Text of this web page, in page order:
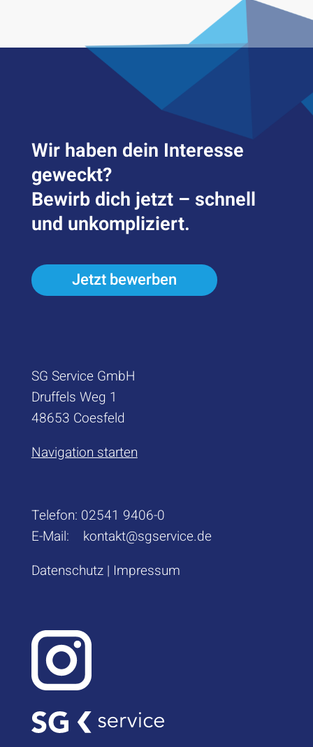
Wir haben dein Inter­esse
geweckt?
Bewirb dich jetzt – schnell
und unkompliziert.
Jetzt bewerben
SG Service GmbH
Druffels Weg 1
48653 Coesfeld
Navigation starten
Telefon: 02541 9406-0
E-Mail: kontakt@sgservice.de
Datenschutz| Impressum